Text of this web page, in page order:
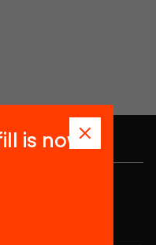
who already
projects for
is now